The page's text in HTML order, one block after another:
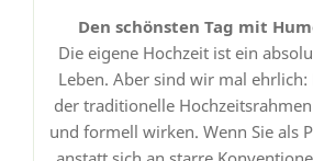
Den schönsten Tag mit
Die eigene Hochzeit ist ein
Leben. Aber sind wir mal
der traditionelle
und formell wirken. Wenn Sie als